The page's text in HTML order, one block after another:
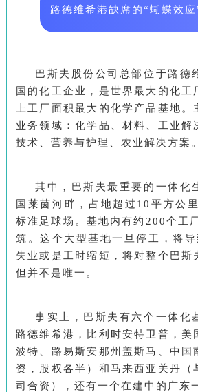
路德维希港缺席的“蝴蝶效应
巴斯夫股份公司总部位于路德
国的化工企业，是世界最大的化工
上工厂面积最大的化学产品基地。
业务领域：化学品、材料、工业解
技术、营养与护理、农业解决方案。
其中，巴斯夫最重要的一体化
国莱茵河畔，占地超过10平方公
标准足球场。基地内有约200个工
筑。这个大型基地一旦停工，将
失业或是工时缩短，将对整个巴斯
但并不是唯一。
事实上，巴斯夫有六个一体化
路德维希港，比利时安特卫普，美
波特、路易斯安那州盖斯马、中国
资，股权各半）和马来西亚关丹（
司合资），还有一个在建中的广东